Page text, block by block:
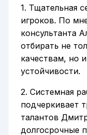
1. Тщательная
игроков. По
консультанта
отбирать не
качествам, но
устойчивости.
2. Системная
подчеркивает
талантов
долгосрочные